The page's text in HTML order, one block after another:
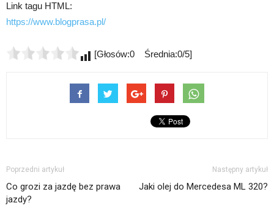
Link tagu HTML:
https://www.blogprasa.pl/
[Głosów:0 Średnia:0/5]
Poprzedni artykuł
Co grozi za jazdę bez prawa
jazdy?
Następny artykuł
Jaki olej do Mercedesa ML 320?